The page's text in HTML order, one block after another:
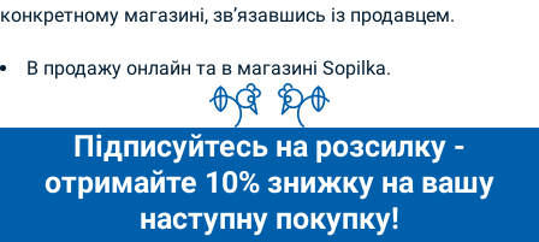
конкретному магазині, зв’язавшись із продавцем.
В продажу онлайн та в магазині Sopilka.
Підписуйтесь на розсилку -
отримайте 10% знижку на вашу
наступну покупку!